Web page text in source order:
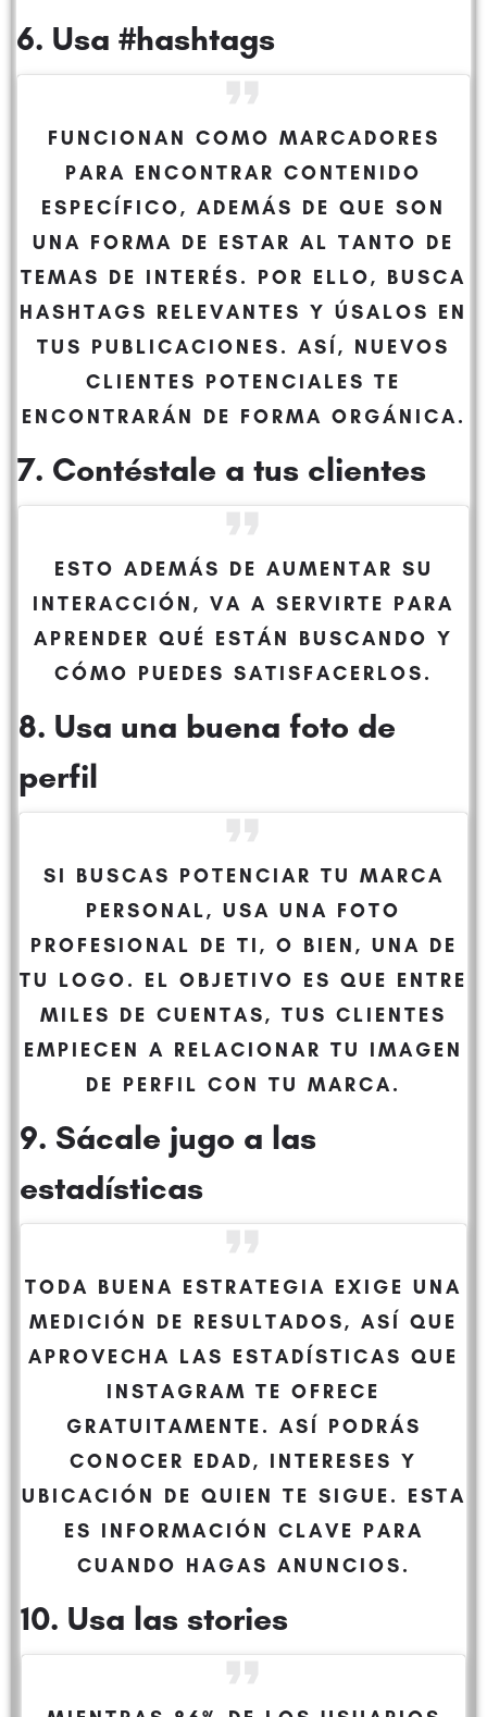
6. Usa #hashtags
FUNCIONAN COMO MARCADORES
PARA ENCONTRAR CONTENIDO
ESPECÍFICO, ADEMÁS DE QUE SON
UNA FORMA DE ESTAR AL TANTO DE
TEMAS DE INTERÉS. POR ELLO, BUSCA
HASHTAGS RELEVANTES Y ÚSALOS EN
TUS PUBLICACIONES. ASÍ, NUEVOS
CLIENTES POTENCIALES TE
ENCONTRARÁN DE FORMA ORGÁNICA.
7. Contéstale a tus clientes
ESTO ADEMÁS DE AUMENTAR SU
INTERACCIÓN, VA A SERVIRTE PARA
APRENDER QUÉ ESTÁN BUSCANDO Y
CÓMO PUEDES SATISFACERLOS.
8. Usa una buena foto de
perfil
SI BUSCAS POTENCIAR TU MARCA
PERSONAL, USA UNA FOTO
PROFESIONAL DE TI, O BIEN, UNA DE
TU LOGO. EL OBJETIVO ES QUE ENTRE
MILES DE CUENTAS, TUS CLIENTES
EMPIECEN A RELACIONAR TU IMAGEN
DE PERFIL CON TU MARCA.
9. Sácale jugo a las
estadísticas
TODA BUENA ESTRATEGIA EXIGE UNA
MEDICIÓN DE RESULTADOS, ASÍ QUE
APROVECHA LAS ESTADÍSTICAS QUE
INSTAGRAM TE OFRECE
GRATUITAMENTE. ASÍ PODRÁS
CONOCER EDAD, INTERESES Y
UBICACIÓN DE QUIEN TE SIGUE. ESTA
ES INFORMACIÓN CLAVE PARA
CUANDO HAGAS ANUNCIOS.
10. Usa las stories